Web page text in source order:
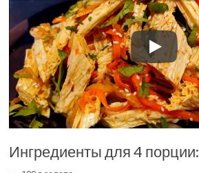
Ингредиенты для 4 порции: